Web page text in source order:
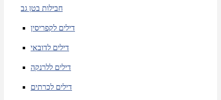
חבילות בטן גב
דילים לקפריסין
דילים לדובאי
דילים ללרנקה
דילים לכרתים